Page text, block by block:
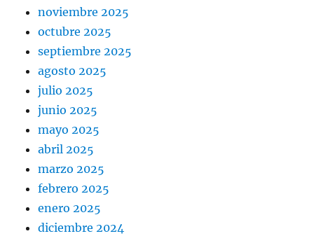
noviembre 2025
octubre 2025
septiembre 2025
agosto 2025
julio 2025
junio 2025
mayo 2025
abril 2025
marzo 2025
febrero 2025
enero 2025
diciembre 2024